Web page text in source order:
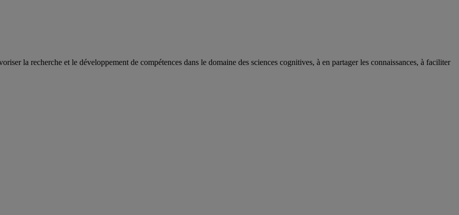
la recherche et le développement de compétences dans le domaine des sciences cognitives, à en partager les connaissances, à faciliter